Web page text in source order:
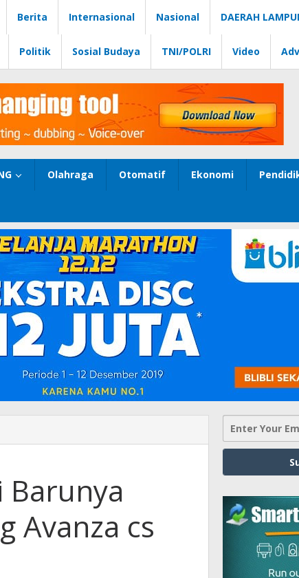
Berita Internasional Nasional DAERAH
Politik Sosial Budaya TNI/POLRI Video
Olahraga Otomatif Ekonomi
Barunya
Avanza cs